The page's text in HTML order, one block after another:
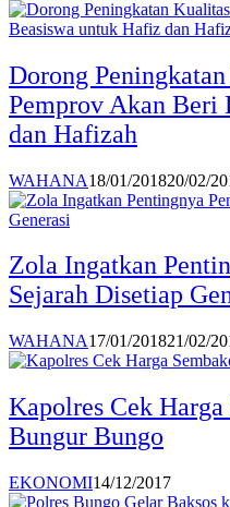
Dorong
Pemprov Akan Beri
dan Hafizah
WAHANA18/01/201820/02/
Zola Ingatkan
Sejarah Disetiap
WAHANA17/01/201821/02/
Kapolres Cek Harga
Bungur Bungo
EKONOMI14/12/2017